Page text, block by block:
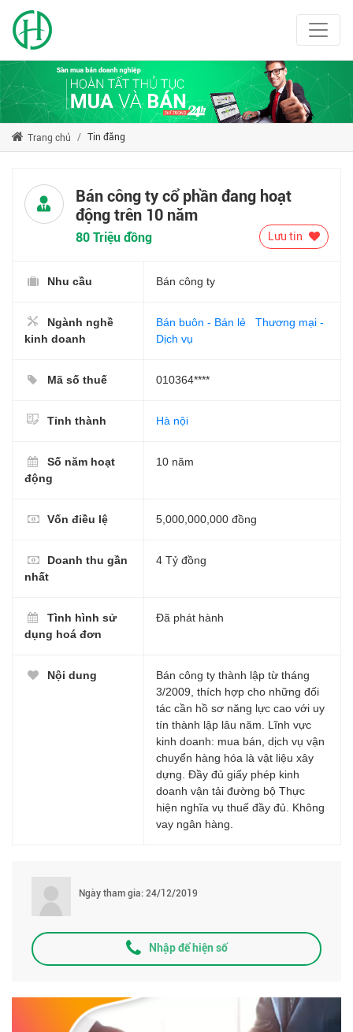
Trang chủ Tin đăng
Bán công ty cổ phần đang hoạt
động trên 10 năm
80 Triệu đồng Lưu tin
Nhu cầu Bán công ty
Ngành nghề
kinh doanh
Bán buôn - Bán lẻ
Thương mại -
Dịch vụ
Mã số thuế 010364****
Tỉnh thành Hà nội
Số năm hoạt
động
10 năm
Vốn điều lệ 5,000,000,000 đồng
Doanh thu gần
nhất
4 Tỷ đồng
Tình hình sử
dụng hoá đơn
Đã phát hành
Nội dung
Bán công ty thành lập từ tháng
3/2009, thích hợp cho những đối
tác cần hồ sơ năng lực cao với uy
tín thành lập lâu năm. Lĩnh vực
kinh doanh: mua bán, dịch vụ vận
chuyển hàng hóa là vật liệu xây
dựng. Đầy đủ giấy phép kinh
doanh vận tải đường bộ Thực
hiện nghĩa vụ thuế đầy đủ. Không
vay ngân hàng.
Ngày tham gia: 24/12/2019
Nhập để hiện số